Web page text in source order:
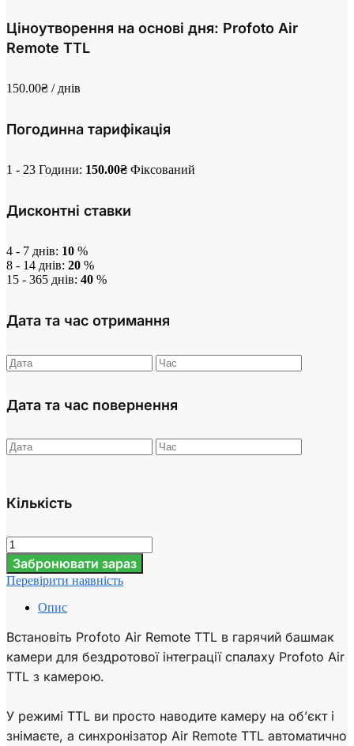
Ціноутворення на основі дня: Profoto Air
Remote TTL
150.00₴ / днів
Погодинна тарифікація
1 - 23 Години: 150.00₴ Фіксований
Дисконтні ставки
4 - 7 днів: 10 %
8 - 14 днів: 20 %
15 - 365 днів: 40 %
Дата та час отримання
Дата та час повернення
Кількість
Забронювати зараз
Перевірити наявність
Опис
Встановіть Profoto Air Remote TTL в гарячий башмак
камери для бездротової інтеграції спалаху Profoto Air
TTL з камерою.
У режимі TTL ви просто наводите камеру на об’єкт і
знімаєте, а синхронізатор Air Remote TTL автоматично